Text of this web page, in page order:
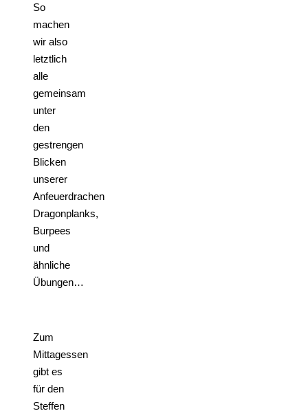
So
machen
wir also
letztlich
alle
gemeinsam
unter
den
gestrengen
Blicken
unserer
Anfeuerdrachen
Dragonplanks,
Burpees
und
ähnliche
Übungen…
Zum
Mittagessen
gibt es
für den
Steffen